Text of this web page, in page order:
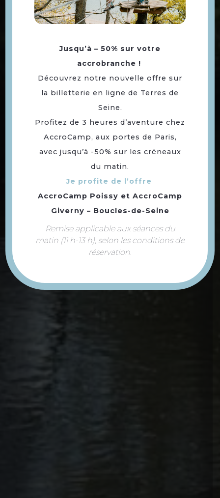
Biotope du bout du monde
Jusqu’à – 50% sur votre
accrobranche !
Découvrez notre nouvelle offre sur
la billetterie en ligne de Terres de
Seine.
Profitez de 3 heures d’aventure chez
AccroCamp, aux portes de Paris,
avec jusqu’à -50% sur les créneaux
du matin.
Je profite de l’offre
AccroCamp Poissy et AccroCamp
Giverny – Boucles-de-Seine
Remise applicable aux séances du
matin (11 h-13 h), selon les conditions de
réservation.